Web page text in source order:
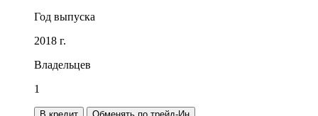
Год выпуска
2018 г.
Владельцев
1